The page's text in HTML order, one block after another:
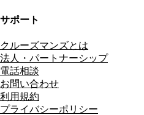
サポート
クルーズマンズとは
法人・パートナーシップ
電話相談
お問い合わせ
利用規約
プライバシーポリシー